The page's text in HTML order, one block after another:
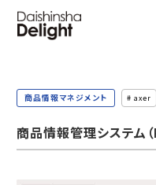
商品情報マネジメント # axer
商品情報管理システム